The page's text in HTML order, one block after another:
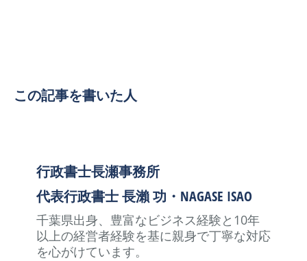
この記事を書いた人
行政書士長瀬事務所
代表行政書士 長瀨 功・NAGASE ISAO
千葉県出身、豊富なビジネス経験と10年
以上の経営者経験を基に親身で丁寧な対応
を心がけています。